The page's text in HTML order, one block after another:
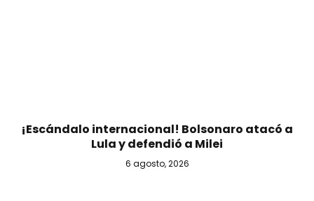
¡Escándalo internacional! Bolsonaro atacó a
Lula y defendió a Milei
6 agosto, 2026